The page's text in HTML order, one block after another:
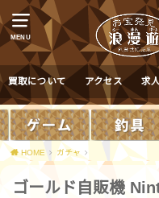
MENU
買取について アクセス 求
HOME ガチャ
ゴールド自販機